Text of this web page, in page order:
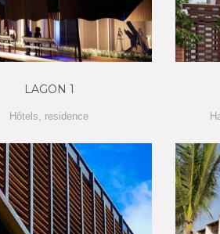
LAGON 1
Hôtels, residence